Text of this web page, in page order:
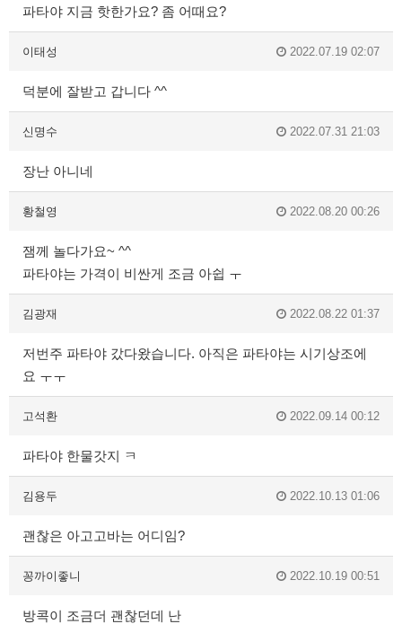
파타야 지금 핫한가요? 좀 어때요?
이태성 2022.07.19 02:07
덕분에 잘받고 갑니다 ^^
신명수 2022.07.31 21:03
장난 아니네
황철영 2022.08.20 00:26
잼께 놀다가요~ ^^
파타야는 가격이 비싼게 조금 아쉽 ㅜ
김광재 2022.08.22 01:37
저번주 파타야 갔다왔습니다. 아직은 파타야는 시기상조에
요 ㅜㅜ
고석환 2022.09.14 00:12
파타야 한물갓지 ㅋ
김용두 2022.10.13 01:06
괜찮은 아고고바는 어디임?
꽁까이좋니 2022.10.19 00:51
방콕이 조금더 괜찮던데 난